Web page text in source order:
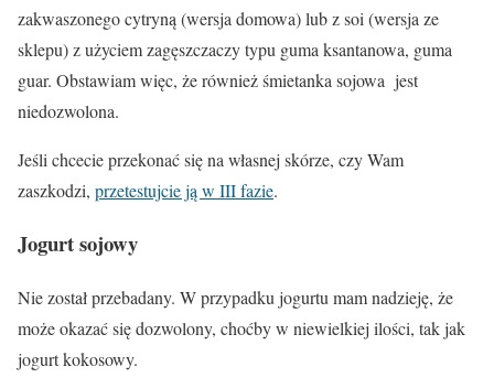
zakwaszonego cytryną (wersja domowa) lub zsoi (wersja ze
sklepu) z użyciem zagęszczaczy typu guma ksantanowa, guma
guar. Obstawiam więc, że równieżśmietanka sojowa jest
niedozwolona.
Jeśli chcecie przekonać się na własnej skórze, czy Wam
zaszkodzi, przetestujcie ją w III fazie.
Jogurt sojowy
Nie został przebadany. W przypadku jogurtu mam nadzieję, że
może okazać się dozwolony, choćby w niewielkiej ilości, tak jak
jogurt kokosowy.